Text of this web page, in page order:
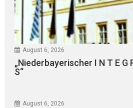
August 6, 2026
„Niederbayerischer I N T E G
S“
August 6, 2026